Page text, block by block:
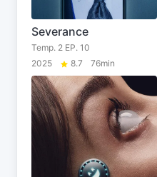
Severance
Temp. 2 EP. 10
2025
8.7 76min